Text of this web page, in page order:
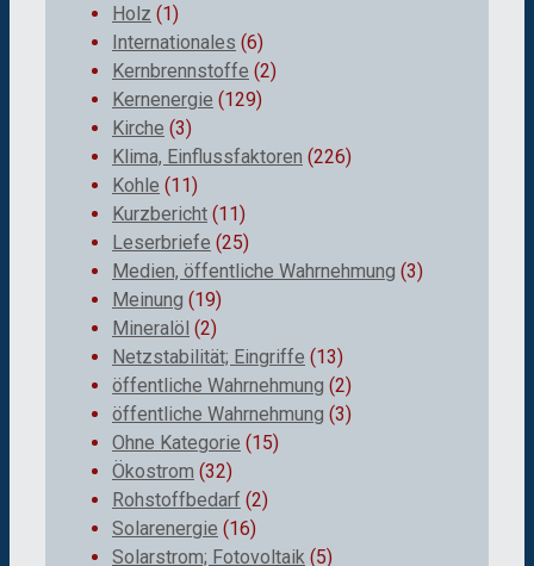
Holz (1)
Internationales (6)
Kernbrennstoffe (2)
Kernenergie (129)
Kirche (3)
Klima, Einflussfaktoren (226)
Kohle (11)
Kurzbericht (11)
Leserbriefe (25)
Medien, öffentliche Wahrnehmung (3)
Meinung (19)
Mineralöl (2)
Netzstabilität; Eingriffe (13)
öffentliche Wahrnehmung (2)
öffentliche Wahrnehmung (3)
Ohne Kategorie (15)
Ökostrom (32)
Rohstoffbedarf (2)
Solarenergie (16)
Solarstrom; Fotovoltaik (5)